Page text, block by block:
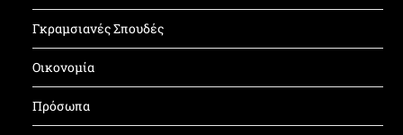
Γκραμσιανές Σπουδές
Οικονομία
Πρόσωπα